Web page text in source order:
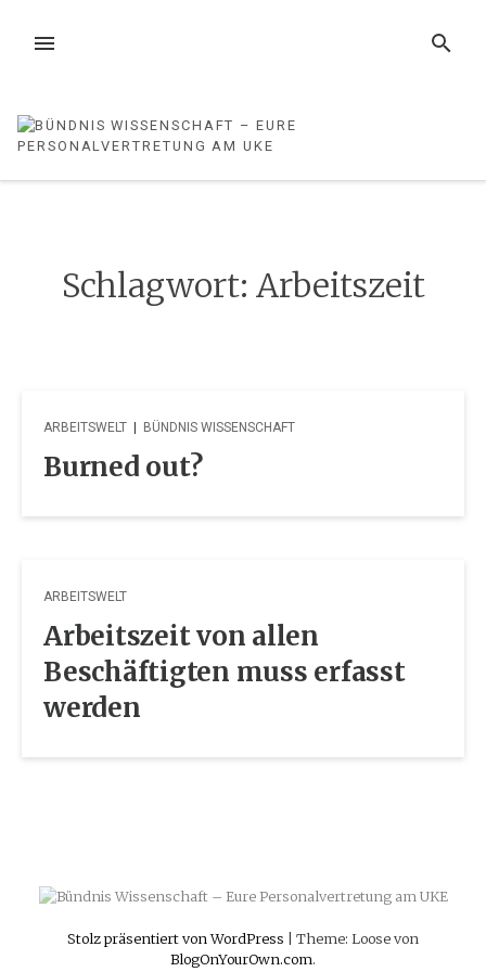
InhaltMENÜ SUCHE
Schlagwort: Arbeitszeit
ARBEITSWELT BÜNDNIS WISSENSCHAFT
Burned out?
ARBEITSWELT
Arbeitszeit von allen
Beschäftigten muss erfasst
werden
Stolz präsentiert von WordPress
Theme: Loose von
BlogOnYourOwn.com.